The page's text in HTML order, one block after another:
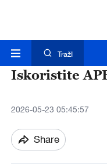
TražI
Iskoristite
2026-05-23 05:45:57
Share